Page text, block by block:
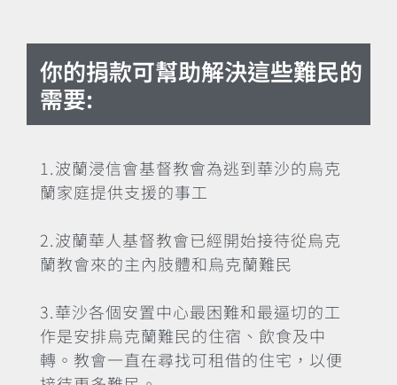
你的捐款可幫助解決這些難民的
需要:
1.波蘭浸信會基督教會為逃到華沙的烏克
蘭家庭提供支援的事工
2.波蘭華人基督教會已經開始接待從烏克
蘭教會來的主內肢體和烏克蘭難民
3.華沙各個安置中心最困難和最逼切的工
作是安排烏克蘭難民的住宿、飲食及中
轉。教會一直在尋找可租借的住宅，以便